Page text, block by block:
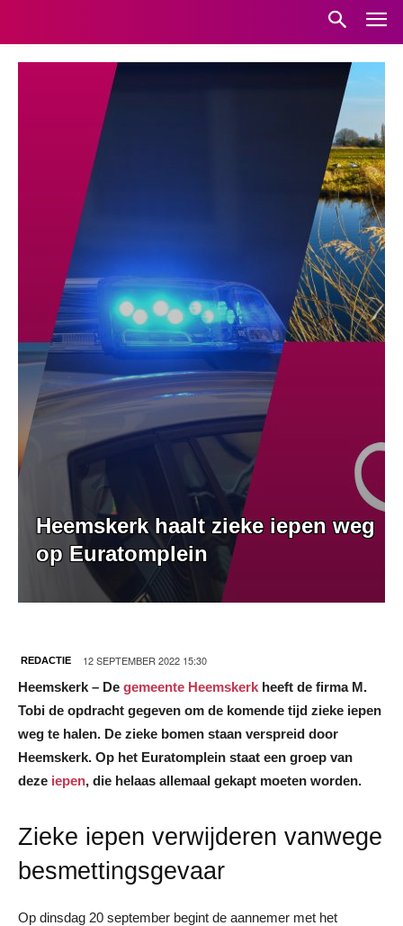
Heemskerk haalt zieke iepen weg
op Euratomplein
REDACTIE 12 SEPTEMBER 2022 15:30
Heemskerk – De gemeente Heemskerk heeft de firma M.
Tobi de opdracht gegeven om de komende tijd zieke iepen
weg te halen. De zieke bomen staan verspreid door
Heemskerk. Op het Euratomplein staat een groep van
deze iepen, die helaas allemaal gekapt moeten worden.
Zieke iepen verwijderen vanwege
besmettingsgevaar
Op dinsdag 20 september begint de aannemer met het